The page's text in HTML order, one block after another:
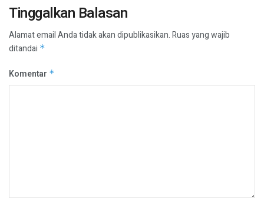
Tinggalkan Balasan
Alamat email Anda tidak akan dipublikasikan.Ruas yang wajib
ditandai *
Komentar *